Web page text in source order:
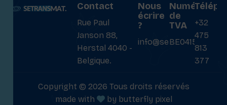
Contact
Rue Paul
Janson 88,
Herstal 4040 -
Belgique.
Nous
écrire
?
info@setransmat.com
Numéro
de
TVA
BE0415027069
+32
475
813
377
Copyright © 2026 Tous droits réservés
made with
by butterfly pixel